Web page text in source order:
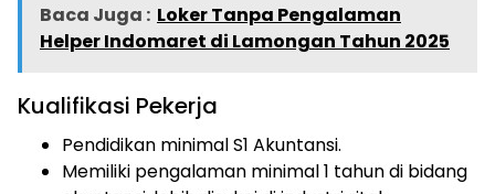
Baca Juga : Loker Tanpa Pengalaman
Helper Indomaret di Lamongan Tahun 2025
Kualifikasi Pekerja
Pendidikan minimal S1 Akuntansi.
Memiliki pengalaman minimal 1 tahun di bidang